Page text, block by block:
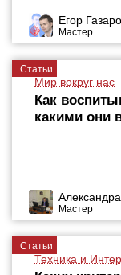
Егор
Мастер
Статьи
Мир вокруг нас
Как
какими они
Мастер
Статьи
Техника и